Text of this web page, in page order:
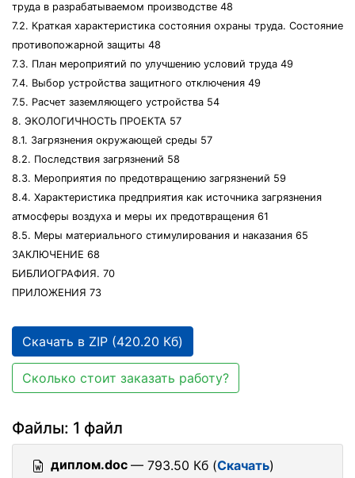
труда в разрабатываемом производстве 48
7.2. Краткая характеристика состояния охраны труда. Состояние
противопожарной защиты 48
7.3. План мероприятий по улучшению условий труда 49
7.4. Выбор устройства защитного отключения 49
7.5. Расчет заземляющего устройства 54
8. ЭКОЛОГИЧНОСТЬ ПРОЕКТА 57
8.1. Загрязнения окружающей среды 57
8.2. Последствия загрязнений 58
8.3. Мероприятия по предотвращению загрязнений 59
8.4. Характеристика предприятия как источника загрязнения
атмосферы воздуха и меры их предотвращения 61
8.5. Меры материального стимулирования и наказания 65
ЗАКЛЮЧЕНИЕ 68
БИБЛИОГРАФИЯ. 70
ПРИЛОЖЕНИЯ 73
Скачать в ZIP (420.20 Кб)
Сколько стоит заказать работу?
Файлы: 1 файл
диплом.doc — 793.50 Кб (Скачать)